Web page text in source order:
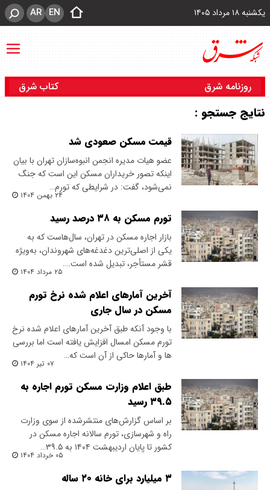
یکشنبه ۱۸ مرداد ۱۴۰۵ EN
AR
روزنامه شرق کتاب شرق
نتایج جستجو :
قیمت مسکن صعودی شد
عضو هیات مدیره انجمن انبوه‌سازان تهران با بیان
اینکه تصور خریداران مسکن این است که جنگ
نمی‌شود، گفت: در شرایطی که تورم…
۲۴ بهمن ۱۴۰۴
تورم مسکن به ۳۸ درصد رسید
بازار اجاره مسکن در تهران، سال‌هاست که به
یکی از اصلی‌ترین دغدغه‌های شهروندان، به‌ویژه
قشر مستأجر، تبدیل شده است.…
۲۵ مرداد ۱۴۰۴
آخرین آمارهای اعلام شده نرخ تورم
مسکن در سال جاری
با وجود آنکه طبق آخرین آمارهای اعلام شده نرخ
تورم مسکن امسال افزایش یافته است اما بررسی
ها و آمارها حاکی از آن است که…
۰۷ تیر ۱۴۰۴
طبق اعلام وزارت مسکن تورم اجاره به
۳۹.۵ رسید
بر اساس گزارش‌های منتشرشده از سوی وزارت
راه و شهرسازی، تورم سالانه اجاره مسکن در
کشور تا پایان اردیبهشت ۱۴۰۴ به ۳۹.۵…
۰۵ خرداد ۱۴۰۴
۳ میلیارد برای خانه ۲۰ ساله